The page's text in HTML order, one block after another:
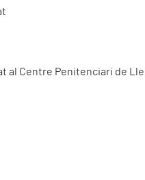
al Centre Penitenciari de